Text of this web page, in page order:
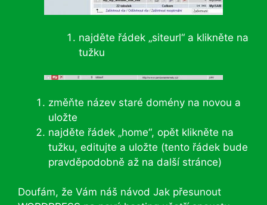
najděte řádek „siteurl“ a klikněte na
tužku
změňte název staré domény na novou a
uložte
najděte řádek „home“, opět klikněte na
tužku, editujte a uložte (tento řádek bude
pravděpodobně až na další stránce)
Doufám, že Vám náš návod Jak přesunout